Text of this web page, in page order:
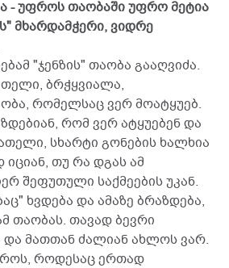
- უფროს თაობაში უფრო მეტია
მხარდამჭერი, ვიდრე
"ჯენზის" თაობა გააღვიძა.
ბრჭყვიალა,
რომელსაც ვერ მოატყუებ.
რომ ვერ ატყუებენ და
სხარტი გონების ხალხია
თუ რა დგას ამ
შეფუთული საქმეების უკან.
ხვდება და ამაზე ბრაზდება,
თაობას. თავად ბევრი
მათთან ძალიან ახლოს ვარ.
როდესაც ერთად